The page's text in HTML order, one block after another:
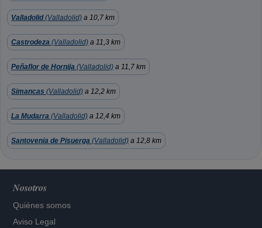
Valladolid(Valladolid) a 10,7 km
Castrodeza (Valladolid) a 11,3 km
Peñaflor de Hornija (Valladolid) a 11,7 km
Simancas (Valladolid) a 12,2 km
La Mudarra (Valladolid) a 12,4 km
Santovenia de Pisuerga (Valladolid) a 12,8 km
Nosotros
Quiénes somos
Aviso Legal